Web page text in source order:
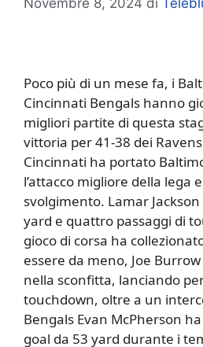
Poco più di un mese fa, i
Cincinnati Bengals hanno
migliori partite di questa
vittoria per 41-38 dei
Cincinnati ha portato
l’attacco migliore della lega
svolgimento. Lamar
yard e quattro passaggi di
gioco di corsa ha
essere da meno, Joe
nella sconfitta, lanciando
touchdown, oltre a un
Bengals Evan McPherson
goal da 53 yard durante i